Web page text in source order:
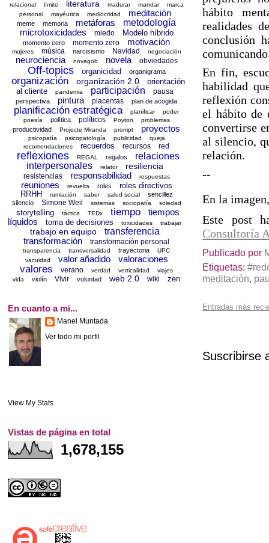
hábito
realidades
conclusión
En fin,
habilidad
reflexión
el hábito de
convertirse
al silencio,
relación.
--
En la
Este post
Consultoría
Publicado por
Etiquetas:
meditación,
Entradas más
Suscribirse
relacional
límite literatura madurar mandar
marca
personal
mayéutica mediocridad meditación
meme memoria metáforas
metodología
microtoxicidades
miedo Modelo híbrido
momento cero momento zero motivación
mujeres música narcisismo Navidad negociación
neurociencia novagob novela obviedades
Off-topics organicidad organigrama
organización organización 2.0
orientación
al cliente
pandemia participación pausa
perspectiva pintura placentas plan de acogida
planificación estratégica planificar
poder
poesía
política políticos Poyton problemas
productividad Projecte Miranda prompt proyectos
psicopatía psicopatología publicidad
queja
recomendaciones
recuerdos recursos red
reflexiones REGAL regalos
relaciones
interpersonales
relator resiliencia
resistencias responsabilidad respuestas
reuniones revuelta roles
roles directivos
RRHH
rumiación saber salud social
sencillez
silencio
Simone Weil sistemas sociopatía soledad
storytelling táctica TEDx tiempo
tiempos
líquidos
toma de decisiones toxicidades trabajar
trabajo en equipo
transferencia
transformación
transformación personal
transparencia transversalidad trayectoria
UPC
vacuidad
valor añadido valoraciones
valores verano verdad verticalidad
viajes
vida
violín Vivir voluntad web 2.0 wiki zen
En cuanto a mi...
Manel Muntada
Ver todo mi perfil
View My Stats
Vistas de página en total
1,678,155